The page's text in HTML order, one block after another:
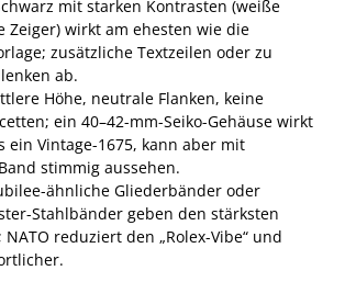
mit starken Kontrasten (weiße
Zeiger) wirkt am ehesten wie die
zusätzliche Textzeilen oder zu
ab.
Höhe, neutrale Flanken, keine
ein 40–42-mm-Seiko-Gehäuse wirkt
ein Vintage-1675, kann aber mit
stimmig aussehen.
ähnliche Gliederbänder oder
Stahlbänder geben den stärksten
NATO reduziert den „Rolex-Vibe“ und